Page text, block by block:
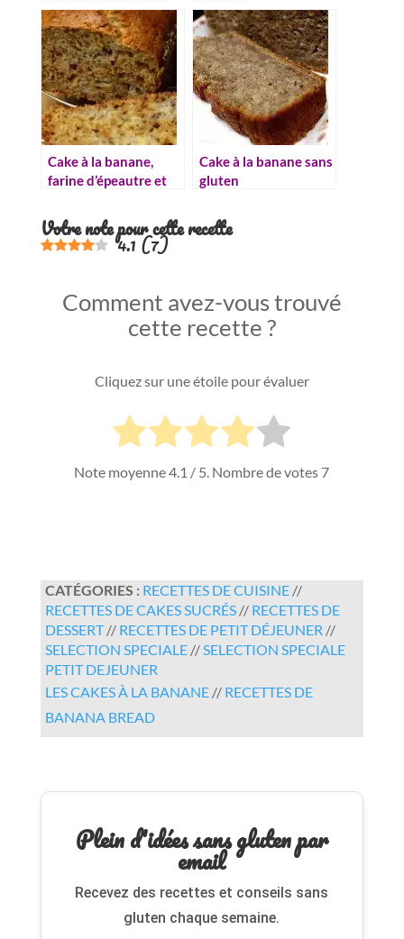
100% délicieux
Cake à la banane,
farine d’épeautre et
Cake à la banane sans
gluten
Votre note pour cette recette
4.1(7)
Comment avez-vous trouvé
cette recette ?
Cliquez sur une étoile pour évaluer
Note moyenne4.1 / 5. Nombre de votes 7
CATÉGORIES : RECETTES DE CUISINE//
RECETTES DE CAKES SUCRÉS// RECETTES DE
DESSERT// RECETTES DE PETIT DÉJEUNER //
SELECTION SPECIALE//SELECTION SPECIALE
PETIT DEJEUNER
LES CAKES À LA BANANE// RECETTES DE
BANANA BREAD
Plein d'idées sans gluten par
email
Recevez des recettes et conseils sans
gluten chaque semaine.